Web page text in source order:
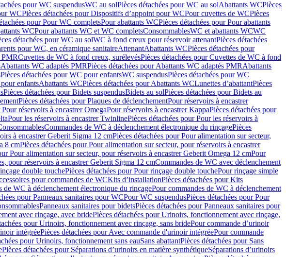
pour WC suspendusWC au solPièces détachées pour WC au solAbattants WCPièces
WCPièces détachées pour Dispositifs d’appoint pour WCPour cuvettes de WCPièces
pour Pour WC completsPour abattants WCPièces détachées pour Pour abattants
WCPour abattants WC et WC completsConsommablesWC et abattants WCWC
détachées pour WC au solWC à fond creux pour réservoir attenantPièces détachées
pour WC, en céramique sanitaireAttenantAbattants WCPièces détachées pour
PMRCuvettes de WC à fond creux, surélevésPièces détachées pour Cuvettes de WC à fond
Abattants WC adaptés PMRPièces détachées pour Abattants WC adaptés PMRAbattants
Pièces détachées pour WC pour enfantsWC suspendusPièces détachées pour WC
enfantsAbattants WCPièces détachées pour Abattants WCLunettes d’abattantPièces
Pièces détachées pour Bidets suspendusBidets au solPièces détachées pour Bidets au
Pièces détachées pour Plaques de déclenchementPour réservoirs à encastrer
réservoirs à encastrer OmegaPour réservoirs à encastrer KappaPièces détachées pour
Pour les réservoirs à encastrer TwinlinePièces détachées pour Pour les réservoirs à
Commandes de WC à déclenchement électronique du rinçagePièces
à encastrer Geberit Sigma 12 cmPièces détachées pour Pour alimentation sur secteur,
8 cmPièces détachées pour Pour alimentation sur secteur, pour réservoirs à encastrer
Pour alimentation sur secteur, pour réservoirs à encastrer Geberit Omega 12 cmPour
pour réservoirs à encastrer Geberit Sigma 12 cmCommandes de WC avec déclenchement
double touchePièces détachées pour Pour rinçage double touchePour rinçage simple
pour commandes de WCKits d’installationPièces détachées pour Kits
de WC à déclenchement électronique du rinçagePour commandes de WC à déclenchement
pour Panneaux sanitaires pour WCPour WC suspendusPièces détachées pour Pour
Panneaux sanitaires pour bidetsPièces détachées pour Panneaux sanitaires pour
avec rinçage, avec bridePièces détachées pour Urinoirs, fonctionnement avec rinçage,
pour Urinoirs, fonctionnement avec rinçage, sans bridePour commande d’urinoir
intégréePièces détachées pour Avec commande d'urinoir intégréePour commande
pour Urinoirs, fonctionnement sans eauSans abattantPièces détachées pour Sans
Pièces détachées pour Séparations d’urinoirs en matière synthétiqueSéparations d’urinoirs